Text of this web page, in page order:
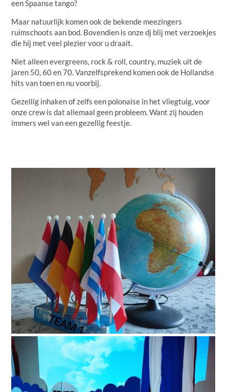
een Spaanse tango?
Maar natuurlijk komen ook de bekende meezingers
ruimschoots aan bod. Bovendien is onze dj blij met verzoekjes
die hij met veel plezier voor u draait.
Niet alleen evergreens, rock & roll, country, muziek uit de
jaren 50, 60 en 70. Vanzelfsprekend komen ook de Hollandse
hits van toen en nu voorbij.
Gezellig inhaken of zelfs een polonaise in het vliegtuig, voor
onze crew is dat allemaal geen probleem. Want zij houden
immers wel van een gezellig feestje.